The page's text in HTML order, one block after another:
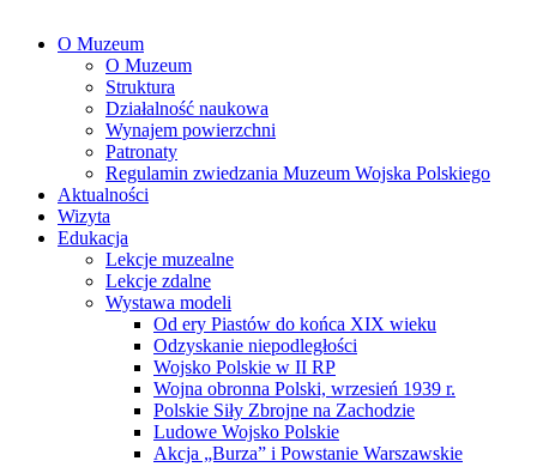
O Muzeum
O Muzeum
Struktura
Działalność naukowa
Wynajem powierzchni
Patronaty
Regulamin zwiedzania Muzeum Wojska Polskiego
Aktualności
Wizyta
Edukacja
Lekcje muzealne
Lekcje zdalne
Wystawa modeli
Od ery Piastów do końca XIX wieku
Odzyskanie niepodległości
Wojsko Polskie w II RP
Wojna obronna Polski, wrzesień 1939 r.
Polskie Siły Zbrojne na Zachodzie
Ludowe Wojsko Polskie
Akcja „Burza” i Powstanie Warszawskie